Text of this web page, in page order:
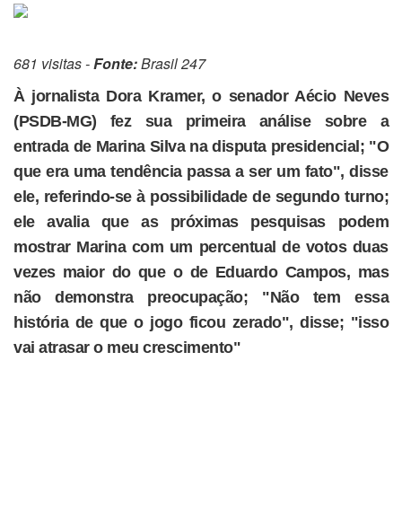
681 visitas -Fonte:Brasil 247
À jornalista Dora Kramer, o senador Aécio Neves
(PSDB-MG) fez sua primeira análise sobre a
entrada de Marina Silva na disputa presidencial; "O
que era uma tendência passa a ser um fato", disse
ele, referindo-se à possibilidade de segundo turno;
ele avalia que as próximas pesquisas podem
mostrar Marina com um percentual de votos duas
vezes maior do que o de Eduardo Campos, mas
não demonstra preocupação; "Não tem essa
história de que o jogo ficou zerado", disse; "isso
vai atrasar o meu crescimento"